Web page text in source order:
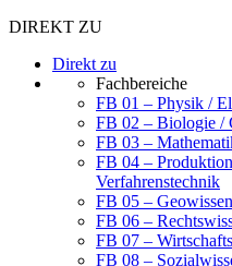
DIREKT ZU
Direkt zu
Fachbereiche
FB 01 – Physik /
FB 02 – Biologie /
FB 03 –
FB 04 –
Verfahrenstechnik
FB 05 –
FB 06 –
FB 07 –
FB 08 –